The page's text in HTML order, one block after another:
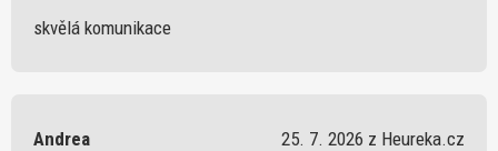
skvělá komunikace
Andrea
25. 7. 2026 z Heureka.cz